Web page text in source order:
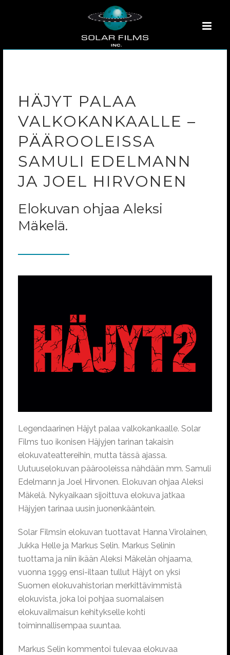
HÄJYT PALAA
VALKOKANKAALLE –
PÄÄROOLEISSA
SAMULI EDELMANN
JA JOEL HIRVONEN
Elokuvan ohjaa Aleksi
Mäkelä.
Legendaarinen Häjyt palaa valkokankaalle. Solar
Films tuo ikonisen Häjyjen tarinan takaisin
elokuvateattereihin, mutta tässä ajassa.
Uutuuselokuvan päärooleissa nähdään mm. Samuli
Edelmann ja Joel Hirvonen. Elokuvan ohjaa Aleksi
Mäkelä. Nykyaikaan sijoittuva elokuva jatkaa
Häjyjen tarinaa uusin juonenkääntein.
Solar Filmsin elokuvan tuottavat Hanna Virolainen,
Jukka Helle ja Markus Selin. Markus Selinin
tuottama ja niin ikään Aleksi Mäkelän ohjaama,
vuonna 1999 ensi-iltaan tullut Häjyt on yksi
Suomen elokuvahistorian merkittävimmistä
elokuvista, joka loi pohjaa suomalaisen
elokuvailmaisun kehitykselle kohti
toiminnallisempaa suuntaa.
Markus Selin kommentoi tulevaa elokuvaa